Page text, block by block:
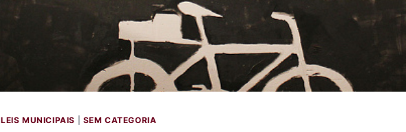
LEIS MUNICIPAIS SEM CATEGORIA